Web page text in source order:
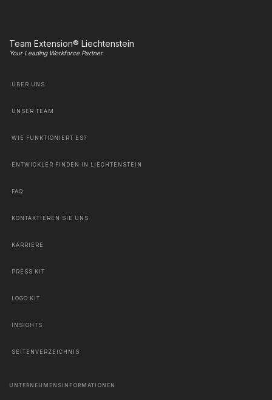
Team Extension® Liechtenstein
Your Leading Workforce Partner
ÜBER UNS
UNSER TEAM
WIE FUNKTIONIERT ES?
ENTWICKLER FINDEN IN LIECHTENSTEIN
FAQ
KONTAKTIEREN SIE UNS
KARRIERE
PRESS KIT
LOGO KIT
INSIGHTS
SEITENVERZEICHNIS
UNTERNEHMENSINFORMATIONEN